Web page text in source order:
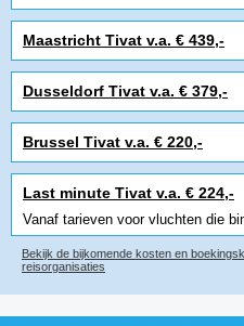
Maastricht Tivat v.a. € 439,-
Dusseldorf Tivat v.a. € 379,-
Brussel Tivat v.a. € 220,-
Last minute Tivat v.a. € 224,-
Vanaf tarieven voor vluchten die
Bekijk de bijkomende kosten en
reisorganisaties